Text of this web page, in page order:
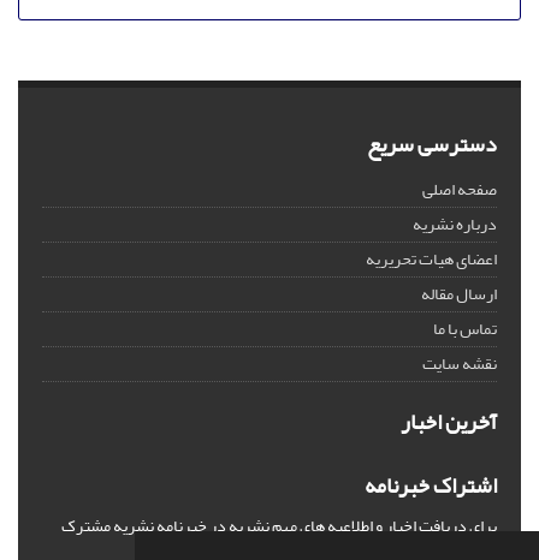
دسترسی سریع
صفحه اصلی
درباره نشریه
اعضای هیات تحریریه
ارسال مقاله
تماس با ما
نقشه سایت
آخرین اخبار
اشتراک خبرنامه
برای دریافت اخبار و اطلاعیه های مهم نشریه در خبرنامه نشریه مشترک